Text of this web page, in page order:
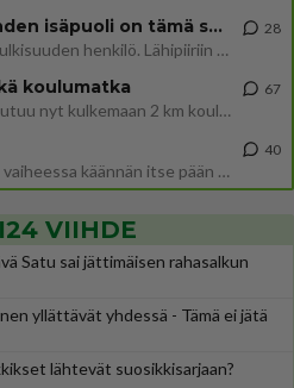
Tiesitkö? Martina Aitolehden isäpuoli on tämä suosittu laulaja
Martina Aitolehti on seurattu julkisuuden henkilö. Lähipiiriin mahtuu muitakin tunnettuja henkilöitä. Tiesitkö, että Ma
28
koulumatka
Hesarissa päivitellään lapset joutuu nyt kulkemaan 2 km kouluun jösses. Ruostefillarilla tuo matka menee vaikka miten äk
67
Mutta mies vain tuijottaa, siinä vaiheessa käännän itse pään pois. Mikä juttu? Yleensä jos joku tuijottaa tai katsoo, hä
40
VIIHDE
Satu sai jättimäisen rahasalkun
yllättävät yhdessä - Tämä ei jätä
lähtevät suosikkisarjaan?